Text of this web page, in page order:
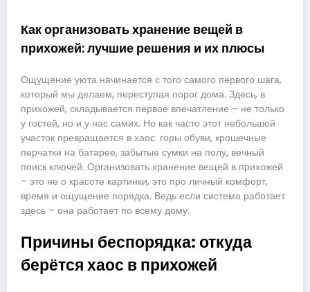
Как организовать хранение вещей в
прихожей: лучшие решения и их плюсы
Ощущение уюта начинается с того самого первого шага,
который мы делаем, переступая порог дома. Здесь, в
прихожей, складывается первое впечатление – не только
у гостей, но и у нас самих. Но как часто этот небольшой
участок превращается в хаос: горы обуви, крошечные
перчатки на батарее, забытые сумки на полу, вечный
поиск ключей. Организовать хранение вещей в прихожей
– это не о красоте картинки, это про личный комфорт,
время и ощущение порядка. Ведь если система работает
здесь – она работает по всему дому.
Причины беспорядка: откуда
берётся хаос в прихожей